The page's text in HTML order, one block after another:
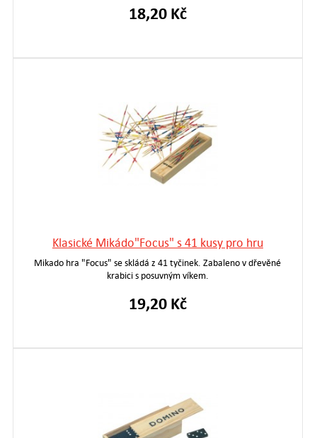
18,20 Kč
Klasické Mikádo"Focus" s 41 kusy pro hru
Mikado hra "Focus" se skládá z 41 tyčinek. Zabaleno v dřevěné
krabici s posuvným víkem.
19,20 Kč